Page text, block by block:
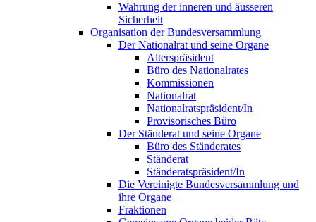
Wahrung der inneren und äusseren
Sicherheit
Organisation der Bundesversammlung
Der Nationalrat und seine Organe
Alterspräsident
Büro des Nationalrates
Kommissionen
Nationalrat
Nationalratspräsident/In
Provisorisches Büro
Der Ständerat und seine Organe
Büro des Ständerates
Ständerat
Ständeratspräsident/In
Die Vereinigte Bundesversammlung und
ihre Organe
Fraktionen